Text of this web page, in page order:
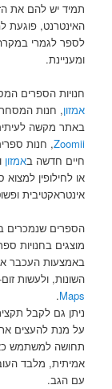
תמיד יש להם את
האינטרנט, פוגעת
לספר לגמרי
ומעניינת.
חנויות הספרים
אמזון, חנות
באתר מקשה
Zoomii, חנות
חיים חדשה באמזון
או לחילופין
אינטראקטיבית
הספרים שנמכרים
מוצגים בחנויות
באמצעות העכבר
השונות, ולעשות
Maps
.
ניתן גם לקבל
על מנת להעצים את
תחושה למשתמש
אמיתית, מלבד
עם הגב.